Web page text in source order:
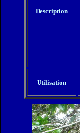
Description
Utilisation